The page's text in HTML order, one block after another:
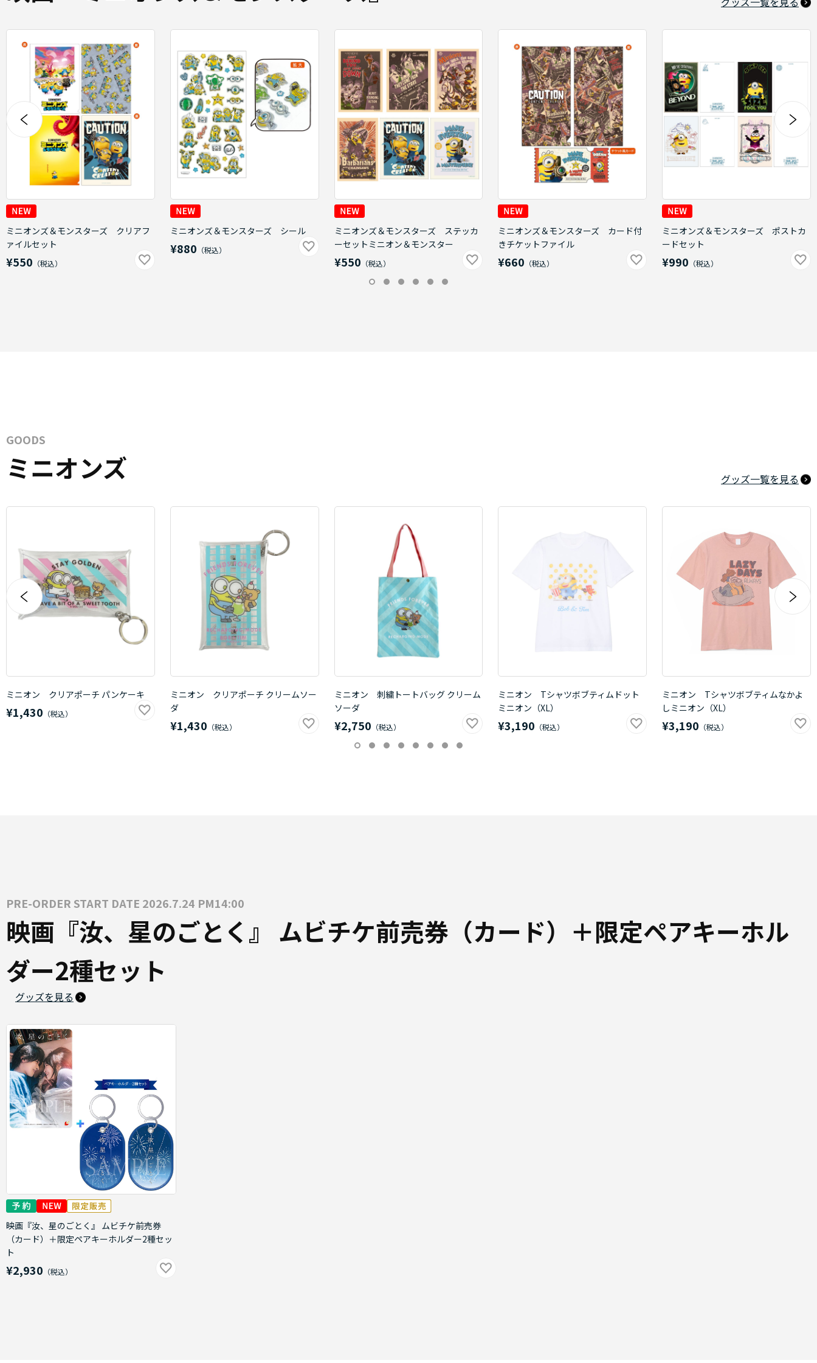
ミニオンズ＆モンスターズ クリアフ
ァイルセット
¥550
ミニオンズ＆モンスターズ シール
¥880
ミニオンズ＆モンスターズ ステッカ
ーセットミニオン＆モンスター
¥550
ミニオンズ＆モンスターズ カード付
きチケットファイル
¥660
ミニオンズ＆モンスターズ ポストカ
ードセット
¥990
GOODS
ミニオンズ グッズ一覧を見る
ミニオン クリアポーチ パンケーキ
¥1,430
ミニオン クリアポーチ クリームソー
ダ
¥1,430
ミニオン 刺繍トートバッグ クリーム
ソーダ
¥2,750
ミニオン Tシャツボブティムドット
ミニオン（XL）
¥3,190
ミニオン Tシャツボブティムなかよ
しミニオン（XL）
¥3,190
PRE-ORDER START DATE 2026.7.24 PM14:00
映画『汝、星のごとく』 ムビチケ前売券（カード）＋限定ペアキーホル
ダー2種セット
グッズを見る
映画『汝、星のごとく』 ムビチケ前売券
（カード）＋限定ペアキーホルダー2種セッ
ト
¥2,930